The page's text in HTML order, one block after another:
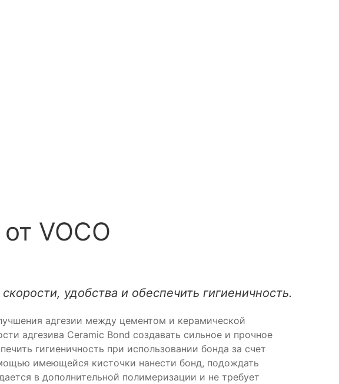
VOCO
удобства и обеспечить гигиеничность.
адгезии между цементом и керамической
адгезива Ceramic Bond создавать сильное и прочное
гигиеничность при использовании бонда за счет
имеющейся кисточки нанести бонд, подождать
в дополнительной полимеризации и не требует